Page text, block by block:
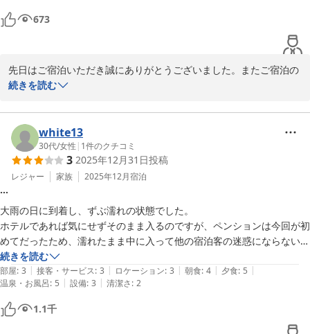
673
先日はご宿泊いただき誠にありがとうございました。またご宿泊の
ご感想をいただきありがとうございます。
す。助かったとおっしゃっていただき、うれしいです。
貸切風呂もご家族で楽しんでいただけて大変うれしく思います。
とてもご挨拶が上手でしっかりされているお嬢様の健やかな成長を
お祈りしております。また機会がございましたらお会いできる日を
心よりお待ちしております。
2025-08-14
続きを読む
white13
30代/女性 | 1件のクチコミ
3 2025年12月31日投稿
レジャー 家族 2025年12月宿泊
…
大雨の日に到着し、ずぶ濡れの状態でした。
ホテルであれば気にせずそのまま入るのですが、ペンションは今回が初
めてだったため、濡れたまま中に入って他の宿泊客の迷惑にならない
か、廊下を濡らしてしまわないかと不安になりました。
濡れたまま入って大丈夫ですとか、こちらに荷物を置いてくださいなど
の案内をハッキリされるわけでもなく、玄関でどうしていいかわからず
立ったまま、とても困惑しました。
続きを読む
部屋: 3 | 接客・サービス: 3 | ロケーション: 3 | 朝食: 4 | 夕食: 5 |
温泉・お風呂: 5 | 設備: 3 | 清潔さ: 2
1.1千